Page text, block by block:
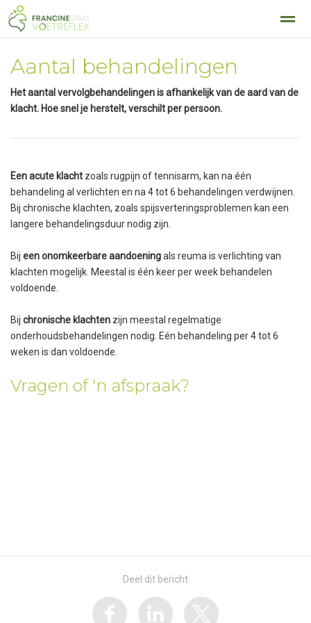
Francine Praktijk Behandelingen
Home Zoeken Bellen
Aantal behandelingen
Het aantal vervolgbehandelingen is afhankelijk van de aard van de
klacht. Hoe snel je herstelt, verschilt per persoon.
Een acute klacht zoals rugpijn of tennisarm, kan na één
behandeling al verlichten en na 4 tot 6 behandelingen verdwijnen.
Bij chronische klachten, zoals spijsverteringsproblemen kan een
langere behandelingsduur nodig zijn.
Bij een onomkeerbare aandoeningals reuma is verlichting van
klachten mogelijk. Meestal is één keer per week behandelen
voldoende.
Bij chronische klachten zijn meestal regelmatige
onderhoudsbehandelingen nodig. Eén behandeling per 4 tot 6
weken is dan voldoende.
Vragen of 'n afspraak?
Deel dit bericht